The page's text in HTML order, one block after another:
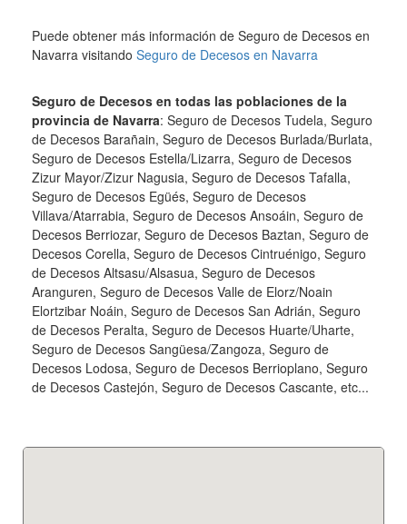
Puede obtener más información de Seguro de Decesos en
Navarra visitando Seguro de Decesos en Navarra
Seguro de Decesos en todas las poblaciones de la
provincia de Navarra: Seguro de Decesos Tudela, Seguro
de Decesos Barañain, Seguro de Decesos Burlada/Burlata,
Seguro de Decesos Estella/Lizarra, Seguro de Decesos
Zizur Mayor/Zizur Nagusia, Seguro de Decesos Tafalla,
Seguro de Decesos Egüés, Seguro de Decesos
Villava/Atarrabia, Seguro de Decesos Ansoáin, Seguro de
Decesos Berriozar, Seguro de Decesos Baztan, Seguro de
Decesos Corella, Seguro de Decesos Cintruénigo, Seguro
de Decesos Altsasu/Alsasua, Seguro de Decesos
Aranguren, Seguro de Decesos Valle de Elorz/Noain
Elortzibar Noáin, Seguro de Decesos San Adrián, Seguro
de Decesos Peralta, Seguro de Decesos Huarte/Uharte,
Seguro de Decesos Sangüesa/Zangoza, Seguro de
Decesos Lodosa, Seguro de Decesos Berrioplano, Seguro
de Decesos Castejón, Seguro de Decesos Cascante, etc...